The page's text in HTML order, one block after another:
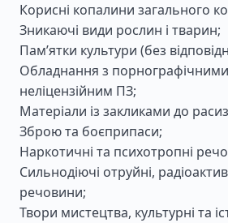
Корисні копалини загального
Зникаючі види рослин і тварин;
Пам’ятки культури (без
Обладнання з
неліцензійним ПЗ;
Матеріали із закликами до
Зброю та боєприпаси;
Наркотичні та психотропні
Сильнодіючі отруйні,
речовини;
Твори мистецтва, культурні та